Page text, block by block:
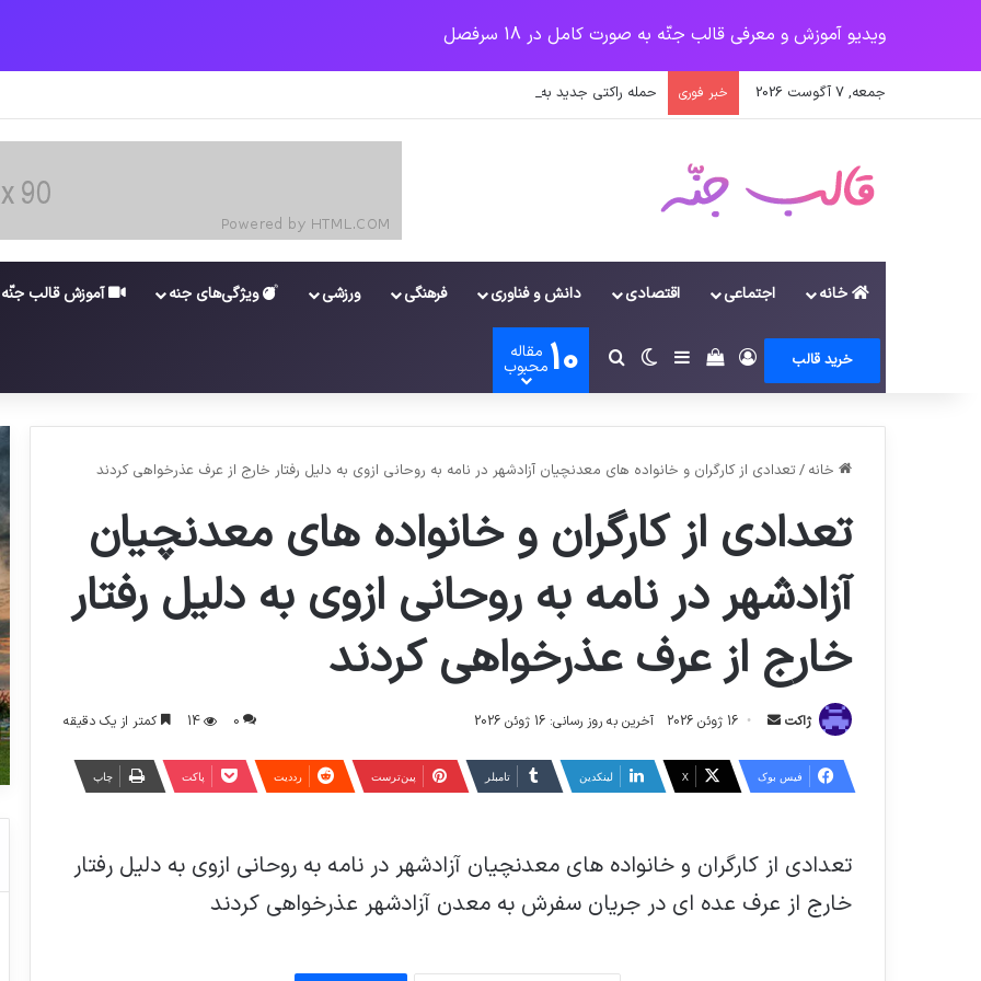
ویدیو آموزش و معرفی قالب جنّه به صورت کامل در 18 سرفصل
جمعه, 7 آگوست 2026 خبر فوری حمله راکتی جدید به پایگاه عین‌الاسد در عراق
خانه اجتماعی اقتصادی دانش و فناوری فرهنگی ورزشی ویژگی‌های جنه آموزش قالب جنّه
خرید قالب وروددیدن سبد خرید
سایدبارتغییر پوسته
جستجو برای
10 مقاله
محبوب
خانه / تعدادی از کارگران و خانواده های معدنچیان آزادشهر در نامه به روحانی ازوی به دلیل رفتار خارج از عرف عذرخواهی کردند
تعدادی از کارگران و خانواده های معدنچیان
آزادشهر در نامه به روحانی ازوی به دلیل رفتار
خارج از عرف عذرخواهی کردند
ژاکت
ارسال 16 ژوئن 2026 آخرین به روز رسانی: 16 ژوئن 2026 0
14 کمتر از یک دقیقه
فیس بوک X لینکدین ‫تامبلر ‫پین‌ترست ‫رددیت پاکت چاپ
تعدادی از کارگران و خانواده های معدنچیان آزادشهر در نامه به روحانی ازوی به دلیل رفتار
خارج از عرف عده ای در جریان سفرش به معدن آزادشهر عذرخواهی کردندبنای معروف در ۳گوش اهواز اثرملی موزه